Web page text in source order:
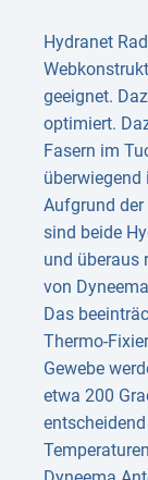
Hydranet
geeignet.
optimiert.
Fasern im
überwiegend
Aufgrund der
sind beide
und überaus
von
Das
Thermo-
Gewebe
etwa 200